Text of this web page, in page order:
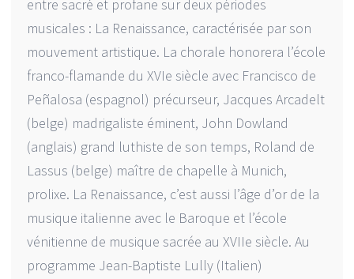
entre sacré et profane sur deux périodes
musicales : La Renaissance, caractérisée par son
mouvement artistique. La chorale honorera l’école
franco-flamande du XVIe siècle avec Francisco de
Peñalosa (espagnol) précurseur, Jacques Arcadelt
(belge) madrigaliste éminent, John Dowland
(anglais) grand luthiste de son temps, Roland de
Lassus (belge) maître de chapelle à Munich,
prolixe. La Renaissance, c’est aussi l’âge d’or de la
musique italienne avec le Baroque et l’école
vénitienne de musique sacrée au XVIIe siècle. Au
programme Jean-Baptiste Lully (Italien)